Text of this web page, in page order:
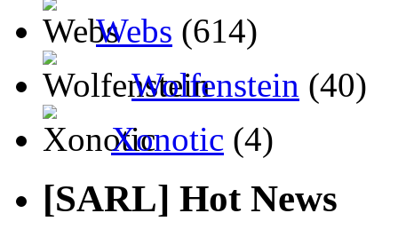
Webs (614)
Wolfenstein (40)
Xonotic (4)
[SARL] Hot News